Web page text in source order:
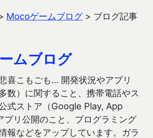
Mocoゲームブログ> ブログ記事
ムブログ
喜こもごも… 開発状況やアプリ
数）に関すること、携帯電話やス
式ストア（Google Play, App
リ公開のこと、プログラミング
報などをアップしています。ガラ